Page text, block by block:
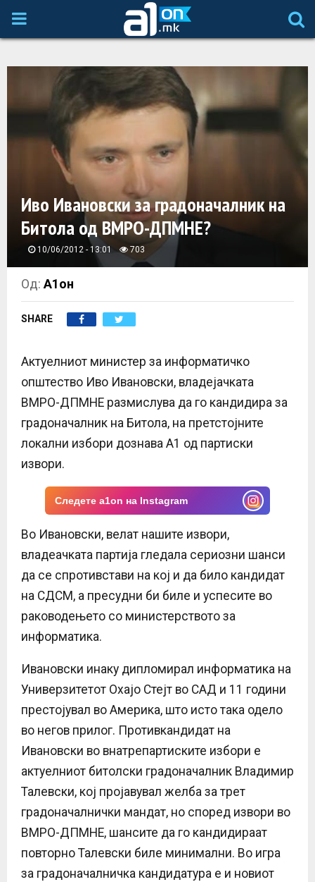
P
M
R
M
E
N
U
Иво Ивановски за градоначалник на
Битола од ВМРО-ДПМНЕ?
10/06/2012 - 13:01 703
Од:А1он
SHARE
Актуелниот министер за информатичко
општество Иво Ивановски, владејачката
ВМРО-ДПМНЕ размислува да го кандидира за
градоначалник на Битола, на претстојните
локални избори дознава А1 од партиски
извори.
Следете a1on на Instagram
Во Ивановски, велат нашите извори,
владеачката партија гледала сериозни шанси
да се спротивстави на кој и да било кандидат
на СДСМ, а пресудни би биле и успесите во
раководењето со министерството за
информатика.
Ивановски инаку дипломирал информатика на
Универзитетот Охајо Стејт во САД и 11 години
престојувал во Америка, што исто така одело
во негов прилог. Противкандидат на
Ивановски во внатрепартиските избори е
актуелниот битолски градоначалник Владимир
Талевски, кој пројавувал желба за трет
градоначалнички мандат, но според извори во
ВМРО-ДПМНЕ, шансите да го кандидираат
повторно Талевски биле минимални. Во игра
за градоначалничка кандидатура е и новиот